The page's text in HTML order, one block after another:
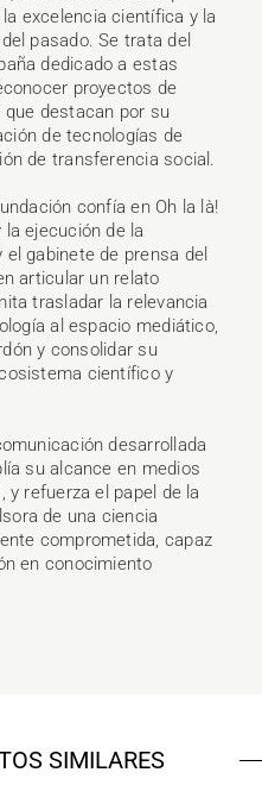
excelencia científica y la
pasado. Se trata del
dedicado a estas
proyectos de
destacan por su
de tecnologías de
de transferencia social.
confía en Oh la là!
ejecución de la
gabinete de prensa del
articular un relato
trasladar la relevancia
al espacio mediático,
y consolidar su
científico y
desarrollada
su alcance en medios
y refuerza el papel de la
de una ciencia
comprometida, capaz
en conocimiento
SIMILARES